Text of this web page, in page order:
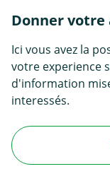
Donner votre
Ici vous avez la
votre experience
d'information
interessés.